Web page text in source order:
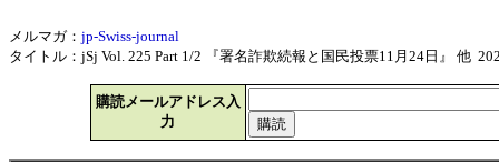
メルマガ： jp-Swiss-journal
タイトル：jSj Vol. 225 Part 1/2 『署名詐欺続報と国民投票11月24日』 他
購読メールアドレス入
力